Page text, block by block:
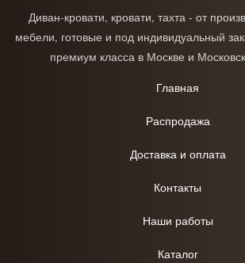
Диван-кровати, кровати, тахта - от
мебели, готовые и под индивидуальный
премиум класса в Москве и
Главная
Распродажа
Доставка и оплата
Контакты
Наши работы
Каталог